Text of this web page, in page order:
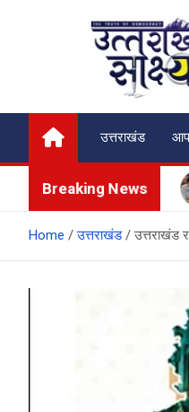
My News Portal
उत्तराखंड
Breaking News
आवाजाही
Home उत्तराखंड उत्तराखंड